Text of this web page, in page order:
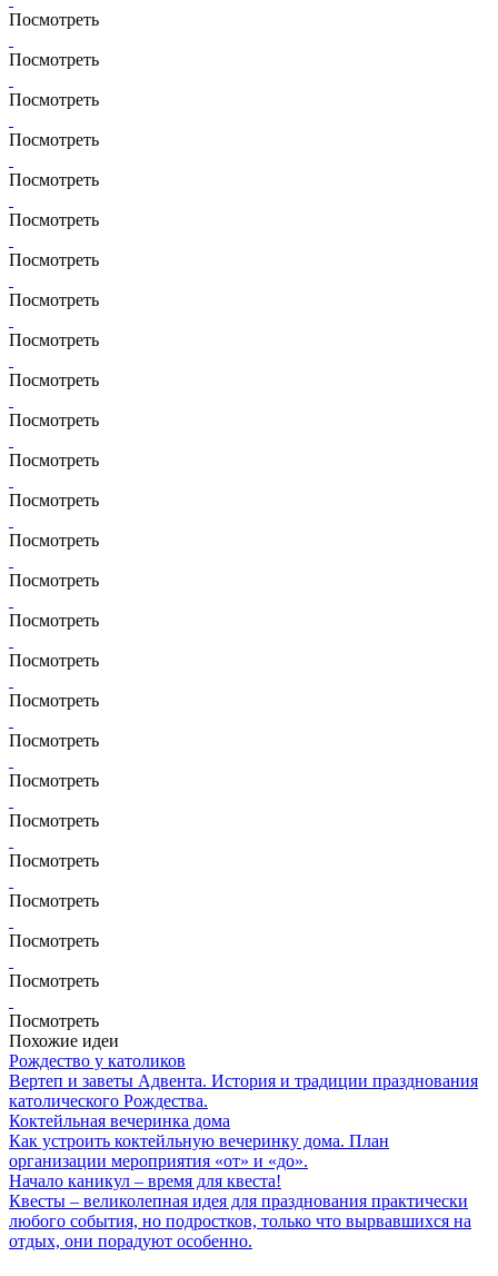
Посмотреть
Посмотреть
Посмотреть
Посмотреть
Посмотреть
Посмотреть
Посмотреть
Посмотреть
Посмотреть
Посмотреть
Посмотреть
Посмотреть
Посмотреть
Посмотреть
Посмотреть
Посмотреть
Посмотреть
Посмотреть
Посмотреть
Посмотреть
Посмотреть
Посмотреть
Посмотреть
Посмотреть
Посмотреть
Посмотреть
Похожие идеи
Рождество у католиков
Вертеп и заветы Адвента. История и традиции празднования
католического Рождества.
Коктейльная вечеринка дома
Как устроить коктейльную вечеринку дома. План
организации мероприятия «от» и «до».
Начало каникул – время для квеста!
Квесты – великолепная идея для празднования практически
любого события, но подростков, только что вырвавшихся на
отдых, они порадуют особенно.